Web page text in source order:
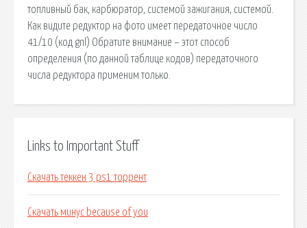
топливный бак, карбюратор, системой зажигания, системой.
Как видите редуктор на фото имеет передаточное число
41/10 (код gnl) Обратите внимание – этот способ
определения (по данной таблице кодов) передаточного
числа редуктора применим только.
Links to Important Stuff
Скачать теккен 3 ps1 торрент
Скачать минус because of you